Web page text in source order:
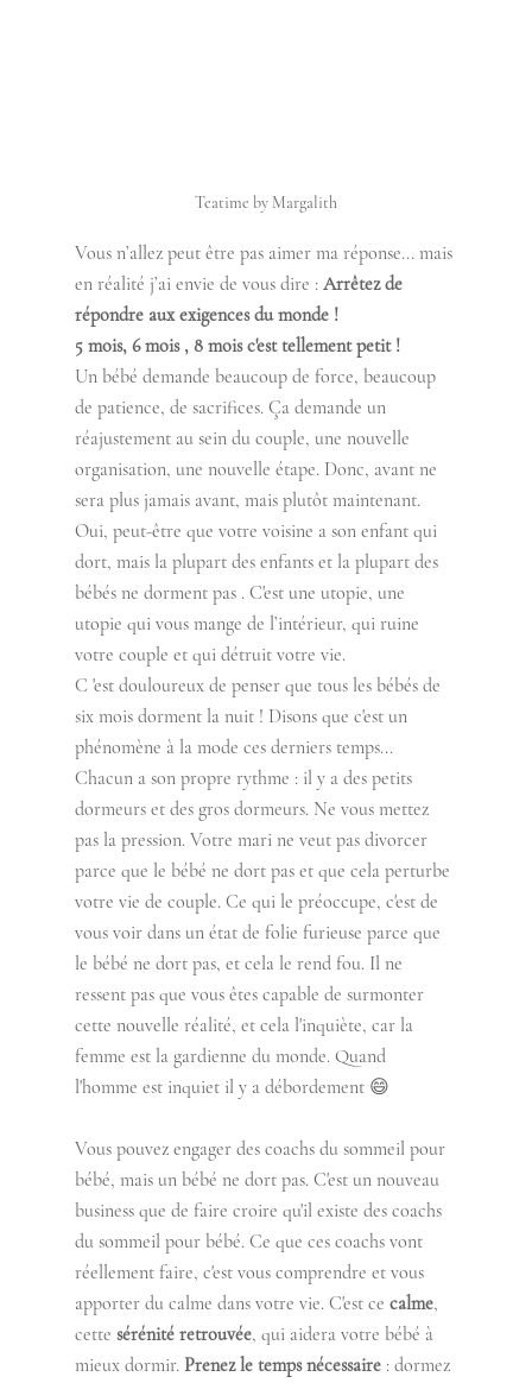
Teatime by Margalith
Vous n’allez peut être pas aimer ma réponse... mais
en réalité j’ai envie de vous dire : Arrêtez de
répondre aux exigences du monde !
5 mois, 6 mois , 8 mois c'est tellement petit !
Un bébé demande beaucoup de force, beaucoup
de patience, de sacrifices. Ça demande un
réajustement au sein du couple, une nouvelle
organisation, une nouvelle étape. Donc, avant ne
sera plus jamais avant, mais plutôt maintenant.
Oui, peut-être que votre voisine a son enfant qui
dort, mais la plupart des enfants et la plupart des
bébés ne dorment pas . C'est une utopie, une
utopie qui vous mange de l’intérieur, qui ruine
votre couple et qui détruit votre vie.
C 'est douloureux de penser que tous les bébés de
six mois dorment la nuit ! Disons que c'est un
phénomène à la mode ces derniers temps...
Chacun a son propre rythme : il y a des petits
dormeurs et des gros dormeurs. Ne vous mettez
pas la pression. Votre mari ne veut pas divorcer
parce que le bébé ne dort pas et que cela perturbe
votre vie de couple. Ce qui le préoccupe, c'est de
vous voir dans un état de folie furieuse parce que
le bébé ne dort pas, et cela le rend fou. Il ne
ressent pas que vous êtes capable de surmonter
cette nouvelle réalité, et cela l'inquiète, car la
femme est la gardienne du monde. Quand
l'homme est inquiet il y a débordement 😄
Vous pouvez engager des coachs du sommeil pour
bébé, mais un bébé ne dort pas. C'est un nouveau
business que de faire croire qu'il existe des coachs
du sommeil pour bébé. Ce que ces coachs vont
réellement faire, c'est vous comprendre et vous
apporter du calme dans votre vie. C'est ce calme,
cette sérénité retrouvée, qui aidera votre bébé à
mieux dormir. Prenez le temps nécessaire : dormez